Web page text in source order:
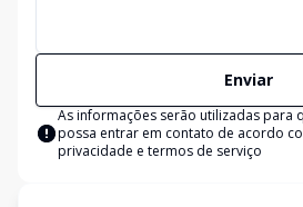
Enviar
As informações serão utilizadas para
possa entrar em contato de acordo
privacidade e termos de serviço